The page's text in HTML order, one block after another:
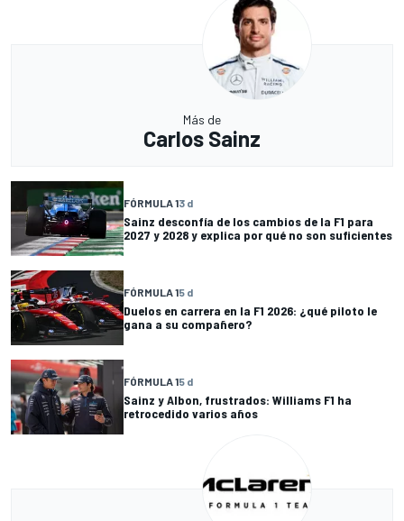
Más de
Carlos Sainz
FÓRMULA 13 d
Sainz desconfía de los cambios de la F1 para
2027 y 2028 y explica por qué no son suficientes
FÓRMULA 15 d
Duelos en carrera en la F1 2026: ¿qué piloto le
gana a su compañero?
FÓRMULA 15 d
Sainz y Albon, frustrados: Williams F1 ha
retrocedido varios años